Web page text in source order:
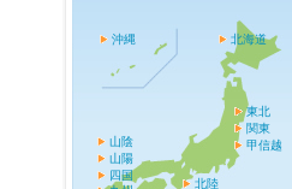
北海道
東北
関東
甲信越
北陸
山陰
山陽
四国
沖縄